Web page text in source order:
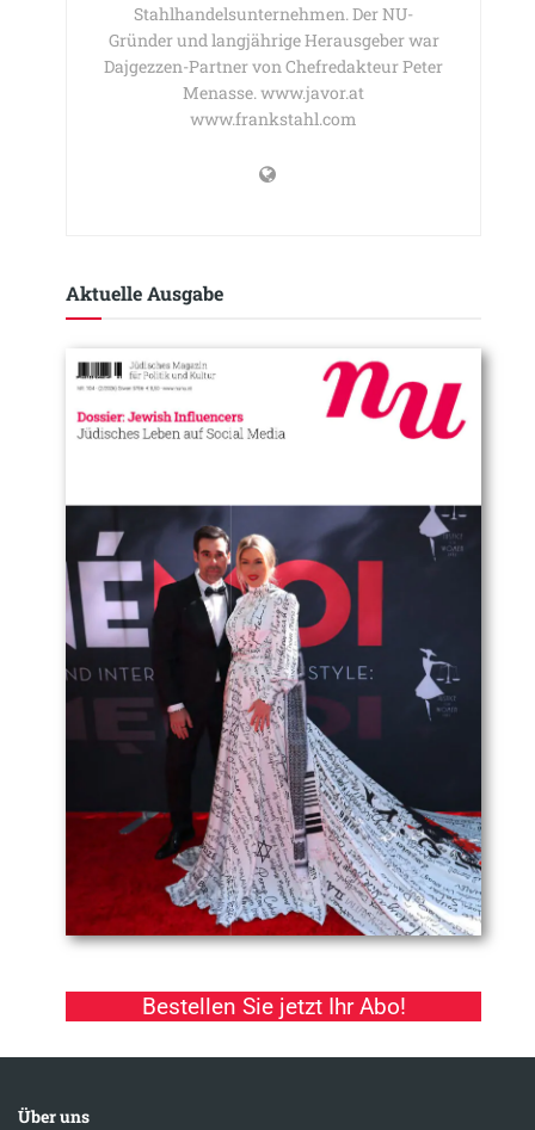
Stahlhandelsunternehmen. Der NU-
Gründer und langjährige Herausgeber war
Dajgezzen-Partner von Chefredakteur Peter
Menasse. www.javor.at
www.frankstahl.com
Aktuelle Ausgabe​
Bestellen Sie jetzt Ihr Abo!
Über uns